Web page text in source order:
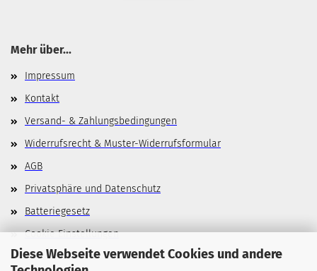
Diese Webseite verwendet Cookies und andere
Mehr über...
Impressum
Kontakt
Versand- & Zahlungsbedingungen
Widerrufsrecht & Muster-Widerrufsformular
AGB
Privatsphäre und Datenschutz
Batteriegesetz
Cookie Einstellungen